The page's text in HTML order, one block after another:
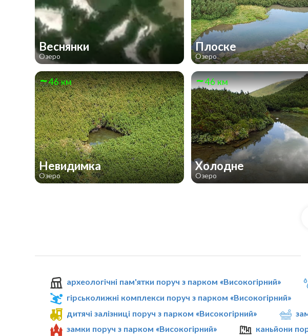
Веснянки
Озеро
Плоске
Озеро
46 км
Невидимка
Озеро
46 км
Холодне
Озеро
археологічні пам'ятки поруч з парком «Високогірний»
гірськолижні комплекси поруч з парком «Високогірний»
дитячі залізниці поруч з парком «Високогірний»
замки поруч з парком «Високогірний»
каньйони